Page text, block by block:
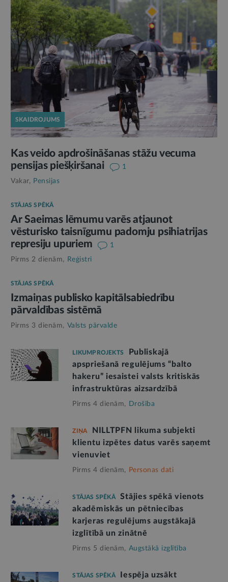
SKAIDROJUMS
Kas veido apdrošināšanas stāžu vecuma
pensijas piešķiršanai
1
Vakar, Pensijas
STĀJAS SPĒKĀ
Ar Saeimas lēmumu varēs atjaunot
vēsturisko taisnīgumu padomju psihiatrijas
represiju upuriem
1
Pirms 2 dienām, Reģistri
STĀJAS SPĒKĀ
Izmaiņas publisko kapitālsabiedrību
pārvaldības sistēmā
Pirms 3 dienām, Valsts pārvalde
LIKUMPROJEKTS
Publiskajā
apspriešanā regulējums “balto
hakeru” iesaistei valsts kritiskās
infrastruktūras aizsardzībā
Pirms 4 dienām, Drošība
ZIŅA
NILLTPFN likuma subjekti
klientu izpētes datus varēs saņemt
vienuviet
Pirms 4 dienām, Personas dati
STĀJAS SPĒKĀ
Stājies spēkā vienots
akadēmiskās un pētniecības
karjeras regulējums augstākajā
izglītībā un zinātnē
Pirms 5 dienām, Augstākā izglītība
STĀJAS SPĒKĀ
Iespēja uzsākt